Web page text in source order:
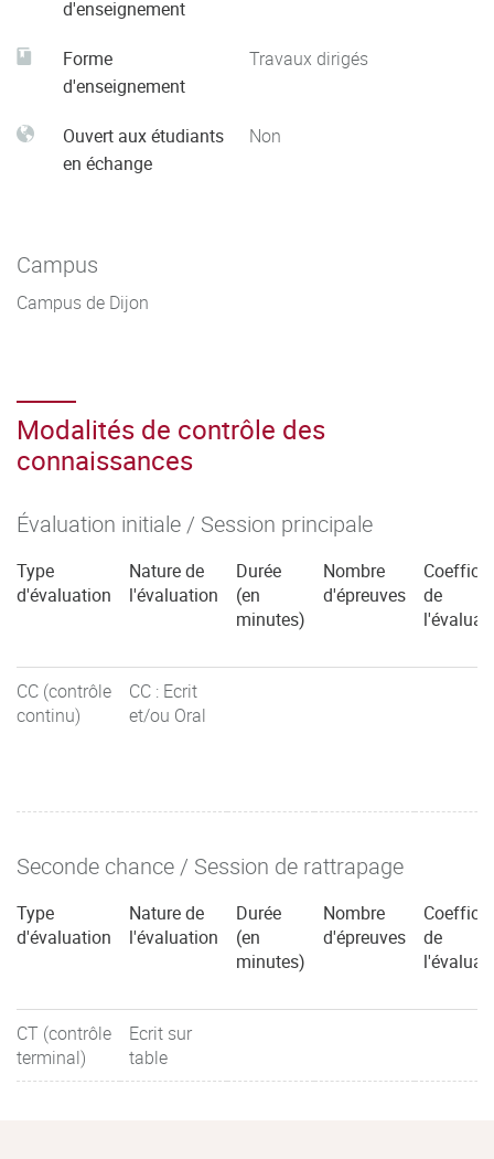
d'enseignement
Forme
d'enseignement
Travaux dirigés
Ouvert aux étudiants
en échange
Non
Campus
Campus de Dijon
Modalités de contrôle des
connaissances
Évaluation initiale / Session principale
Type
d'évaluation
Nature de
l'évaluation
Durée
(en
minutes)
Nombre
d'épreuves
de
CC (contrôle
continu)
CC : Ecrit
et/ou Oral
Seconde chance / Session de rattrapage
Type
d'évaluation
Nature de
l'évaluation
Durée
(en
minutes)
Nombre
d'épreuves
de
CT (contrôle
terminal)
Ecrit sur
table